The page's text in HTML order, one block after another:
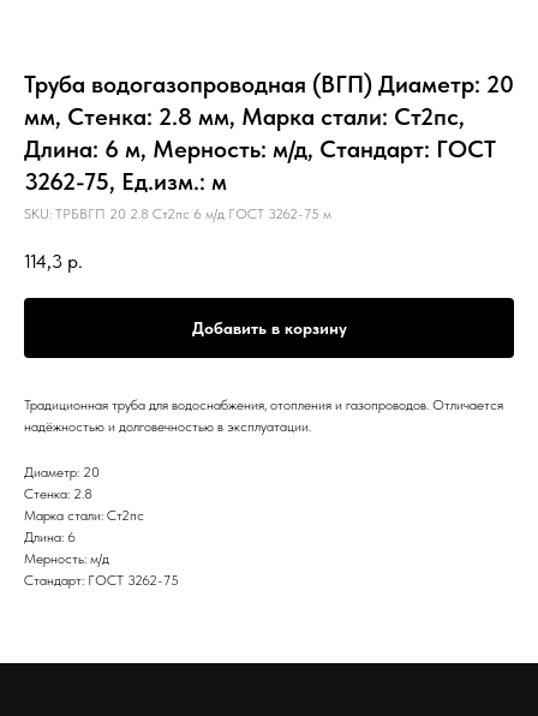
Труба водогазопроводная (ВГП) Диаметр: 20
мм, Стенка: 2.8 мм, Марка стали: Ст2пс,
Длина: 6 м, Мерность: м/д, Стандарт: ГОСТ
3262-75, Ед.изм.: м
SKU: ТРБВГП 20 2.8 Ст2пс 6 м/д ГОСТ 3262-75 м
114,3 р.
Добавить в корзину
Традиционная труба для водоснабжения, отопления и газопроводов. Отличается
надёжностью и долговечностью в эксплуатации.
Диаметр: 20
Стенка: 2.8
Марка стали: Ст2пс
Длина: 6
Мерность: м/д
Стандарт: ГОСТ 3262-75